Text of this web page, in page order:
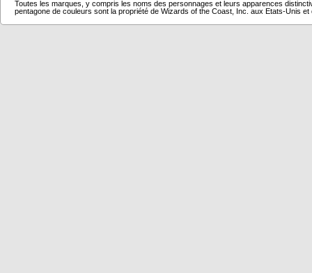
Toutes les marques, y compris les noms des personnages et leurs apparences
pentagone de couleurs sont la propriété de Wizards of the Coast, Inc. aux Etats-Unis